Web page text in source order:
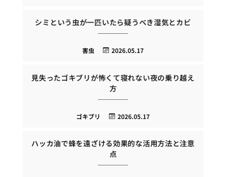
シミという虫が一匹いたら疑うべき湿気とカビ
2026.05.17
害虫
見失ったゴキブリが怖くて寝れない夜の乗り越え
方
2026.05.17
ゴキブリ
ハッカ油で蜂を遠ざける効果的な活用方法と注意
点